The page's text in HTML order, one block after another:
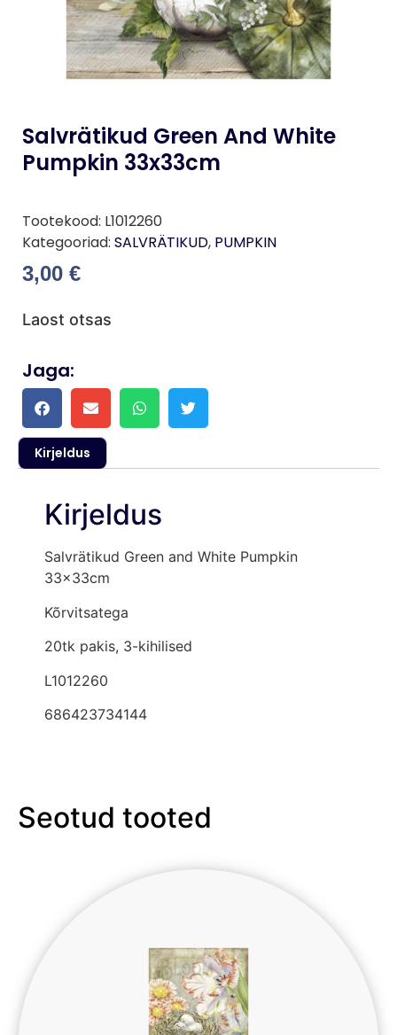
Salvrätikud Green And White
Pumpkin 33x33cm
Tootekood: L1012260
Kategooriad: SALVRÄTIKUD, PUMPKIN
3,00 €
Laost otsas
Jaga:
Kirjeldus
Kirjeldus
Salvrätikud Green and White Pumpkin
33x33cm
Kõrvitsatega
20tk pakis, 3-kihilised
L1012260
686423734144
Seotud tooted